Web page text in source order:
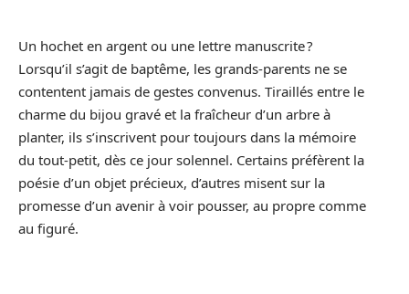
Un hochet en argent ou une lettre manuscrite ?
Lorsqu’il s’agit de baptême, les grands-parents ne se
contentent jamais de gestes convenus. Tiraillés entre le
charme du bijou gravé et la fraîcheur d’un arbre à
planter, ils s’inscrivent pour toujours dans la mémoire
du tout-petit, dès ce jour solennel. Certains préfèrent la
poésie d’un objet précieux, d’autres misent sur la
promesse d’un avenir à voir pousser, au propre comme
au figuré.